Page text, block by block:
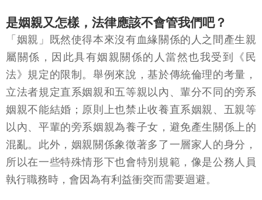
是姻親又怎樣，法律應該不會管我們吧？
「姻親」既然使得本來沒有血緣關係的人之間產生親
屬關係，因此具有姻親關係的人當然也我受到《民
法》規定的限制。舉例來說，基於傳統倫理的考量，
立法者規定直系姻親和五等親以內、輩分不同的旁系
姻親不能結婚；原則上也禁止收養直系姻親、五親等
以內、平輩的旁系姻親為養子女，避免產生關係上的
混亂。此外，姻親關係象徵著多了一層家人的身分，